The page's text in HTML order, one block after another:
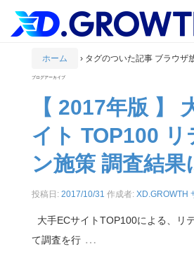
ホーム › タグのついた記事 ブラウザ
ブログアーカイブ
【 2017年版 】
イト TOP100 リ
ン施策 調査結果
投稿日: 2017/10/31 作成者: XD.GROWTH
大手ECサイトTOP100による、リ
て調査を行 …